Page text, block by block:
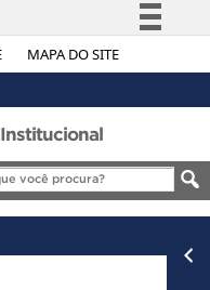
MAPA DO SITE
Simplifique!
Legislação
Canais